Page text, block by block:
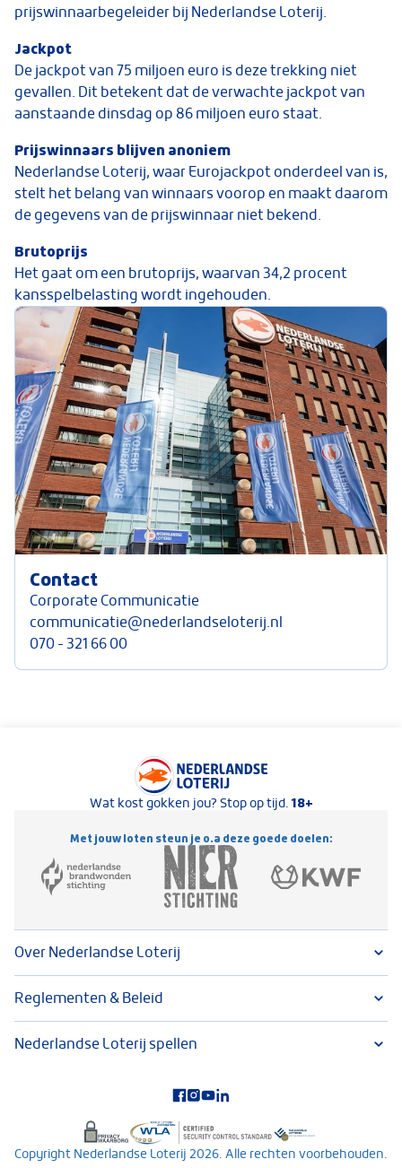
prijswinnaarbegeleider bij Nederlandse Loterij.
Jackpot
De jackpot van 75 miljoen euro is deze trekking niet
gevallen. Dit betekent dat de verwachte jackpot van
aanstaande dinsdag op 86 miljoen euro staat.
Prijswinnaars blijven anoniem
Nederlandse Loterij, waar Eurojackpot onderdeel van is,
stelt het belang van winnaars voorop en maakt daarom
de gegevens van de prijswinnaar niet bekend.
Brutoprijs
Het gaat om een brutoprijs, waarvan 34,2 procent
kansspelbelasting wordt ingehouden.
Contact
Corporate Communicatie
communicatie@nederlandseloterij.nl
070 - 321 66 00
Wat kost gokken jou? Stop op tijd.18+
Met jouw loten steun je o.a deze goede doelen:
Over Nederlandse Loterij
Reglementen & Beleid
Nederlandse Loterij spellen
Volg ons op social media
Keurmerken van Nederlandse Loterij
Copyright Nederlandse Loterij 2026. Alle rechten voorbehouden.